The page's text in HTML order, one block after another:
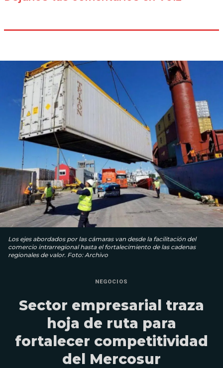
Los ejes abordados por las cámaras van desde la facilitación del
comercio intrarregional hasta el fortalecimiento de las cadenas
regionales de valor. Foto: Archivo
NEGOCIOS
Sector empresarial traza
hoja de ruta para
fortalecer competitividad
del Mercosur